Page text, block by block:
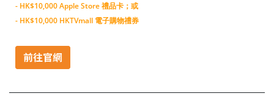
- HK$10,000 Apple Store 禮品卡；或
- HK$10,000 HKTVmall 電子購物禮券